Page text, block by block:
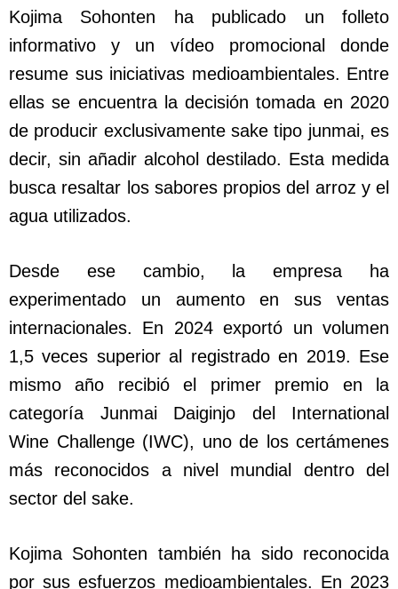
Kojima Sohonten ha publicado un folleto
informativo y un vídeo promocional donde
resume sus iniciativas medioambientales. Entre
ellas se encuentra la decisión tomada en 2020
de producir exclusivamente sake tipo junmai, es
decir, sin añadir alcohol destilado. Esta medida
busca resaltar los sabores propios del arroz y el
agua utilizados.
Desde ese cambio, la empresa ha
experimentado un aumento en sus ventas
internacionales. En 2024 exportó un volumen
1,5 veces superior al registrado en 2019. Ese
mismo año recibió el primer premio en la
categoría Junmai Daiginjo del International
Wine Challenge (IWC), uno de los certámenes
más reconocidos a nivel mundial dentro del
sector del sake.
Kojima Sohonten también ha sido reconocida
por sus esfuerzos medioambientales. En 2023